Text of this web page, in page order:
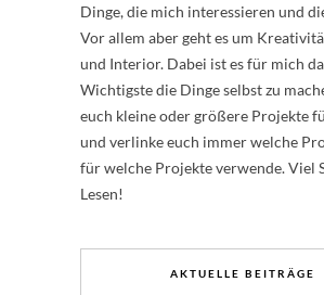
Dinge, die mich interessieren und
Vor allem aber geht es um
und Interior. Dabei ist es für mich
Wichtigste die Dinge selbst zu
euch kleine oder größere Projekte
und verlinke euch immer welche
für welche Projekte verwende. Viel
Lesen!
AKTUELLE BEITRÄGE